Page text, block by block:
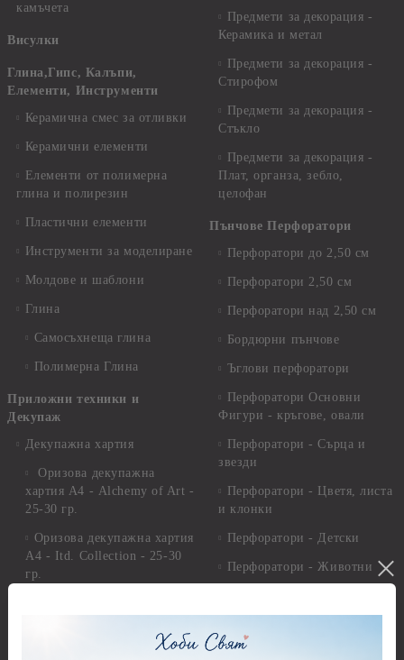
камъчета
Висулки
Глина,Гипс, Калъпи,
Елементи, Инструменти
Керамична смес за отливки
Керамични елементи
Елементи от полимерна
глина и полирезин
Пластични елементи
Инструменти за моделиране
Молдове и шаблони
Глина
Самосъхнеща глина
Полимерна Глина
Приложни техники и
Декупаж
Декупажна хартия
Оризова декупажна
хартия А4 - Alchemy of Art -
25-30 гр.
Оризова декупажна хартия
А4 - Itd. Collection - 25-30
гр.
Предмети за декорация -
Керамика и метал
Предмети за декорация -
Стирофом
Предмети за декорация -
Стъкло
Предмети за декорация -
Плат, органза, зебло,
целофан
Пънчове Перфоратори
Перфоратори до 2,50 см
Перфоратори 2,50 см
Перфоратори над 2,50 см
Бордюрни пънчове
Ъглови перфоратори
Перфоратори Основни
Фигури - кръгове, овали
Перфоратори - Сърца и
звезди
Перфоратори - Цветя, листа
и клонки
Перфоратори - Детски
Перфоратори - Животни
Зимни
Рисуване